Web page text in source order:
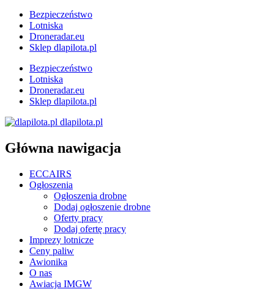
Bezpieczeństwo
Lotniska
Droneradar.eu
Sklep dlapilota.pl
Bezpieczeństwo
Lotniska
Droneradar.eu
Sklep dlapilota.pl
dlapilota.pl
Główna nawigacja
ECCAIRS
Ogłoszenia
Ogłoszenia drobne
Dodaj ogłoszenie drobne
Oferty pracy
Dodaj ofertę pracy
Imprezy lotnicze
Ceny paliw
Awionika
O nas
Awiacja IMGW